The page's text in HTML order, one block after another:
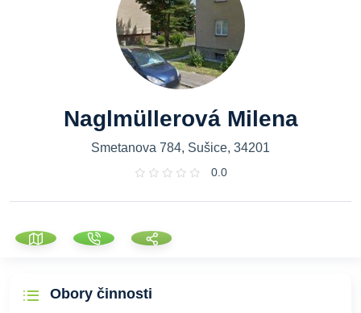
Naglmüllerová Milena
Smetanova 784, Sušice, 34201
0.0
Obory činnosti